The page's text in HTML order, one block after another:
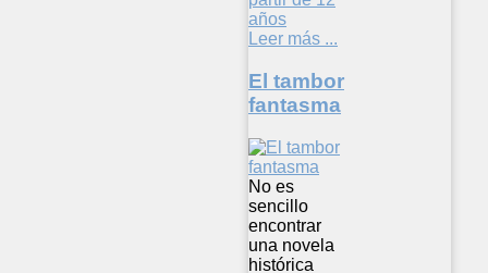
años
Leer más ...
El tambor
fantasma
No es
sencillo
encontrar
una novela
histórica